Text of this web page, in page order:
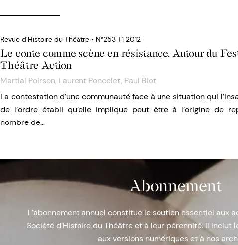
Revue d’Histoire du Théâtre • N°253 T1 2012
Le conte comme scène en résistance. Autour du
Théâtre Action
Martial Poirson, Laurent Poncelet, Paul Biot
La contestation d’une communauté face à une situation qui
de l’ordre établi qu’elle implique peut être à l’origine de
nombre de…
Abonnement
L’abonnement annuel constitue le soutien essentiel aux
Société d’Histoire du Théâtre et à leur pérennité. Il inclut
aux versions numériques et à nos